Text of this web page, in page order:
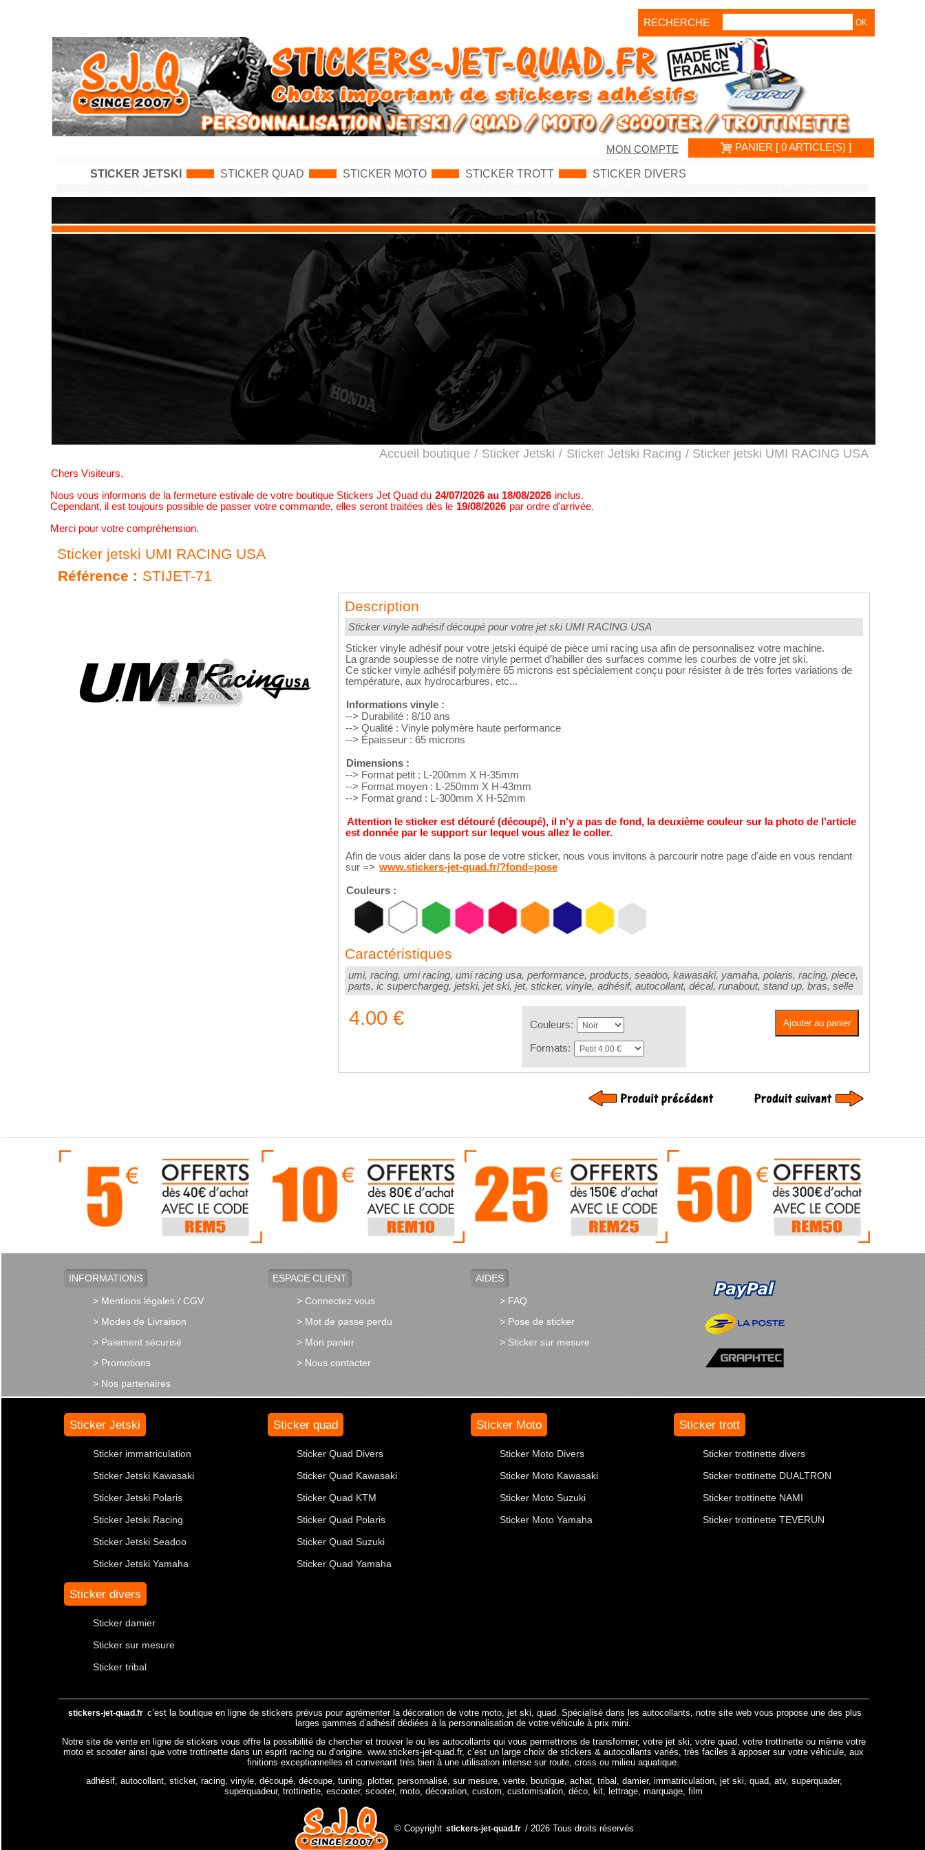
RECHERCHE
PANIER [ 0 ARTICLE(S) ]
MON COMPTE
STICKER JETSKI STICKER QUAD STICKER MOTO STICKER TROTT STICKER DIVERS
Accueil boutique / Sticker Jetski / Sticker Jetski Racing / Sticker jetski UMI RACING USA
Chers Visiteurs,
Nous vous informons de la fermeture estivale de votre boutique Stickers Jet Quad du 24/07/2026 au 18/08/2026 inclus.
Cependant, il est toujours possible de passer votre commande, elles seront traitées dès le 19/08/2026 par ordre d'arrivée.
Merci pour votre compréhension.
Sticker jetski UMI RACING USA
Référence : STIJET-71
Description
Sticker vinyle adhésif découpé pour votre jet ski UMI RACING USA
Sticker vinyle adhésif pour votre jetski équipé de pièce umi racing usa afin de personnalisez votre machine.
La grande souplesse de notre vinyle permet d’habiller des surfaces comme les courbes de votre jet ski.
Ce sticker vinyle adhésif polymère 65 microns est spécialement conçu pour résister à de très fortes variations de
température, aux hydrocarbures, etc...
Informations vinyle :
--> Durabilité : 8/10 ans
--> Qualité : Vinyle polymère haute performance
--> Épaisseur : 65 microns
Dimensions :
--> Format petit : L-200mm X H-35mm
--> Format moyen : L-250mm X H-43mm
--> Format grand : L-300mm X H-52mm
Attention le sticker est détouré (découpé), il n'y a pas de fond, la deuxième couleur sur la photo de l’article
est donnée par le support sur lequel vous allez le coller.
Afin de vous aider dans la pose de votre sticker, nous vous invitons à parcourir notre page d'aide en vous rendant
sur => www.stickers-jet-quad.fr/?fond=pose
Couleurs :
Caractéristiques
umi, racing, umi racing, umi racing usa, performance, products, seadoo, kawasaki, yamaha, polaris, racing, piece,
parts, ic superchargeg, jetski, jet ski, jet, sticker, vinyle, adhésif, autocollant, décal, runabout, stand up, bras, selle
4.00 € Couleurs:
Formats:
Ajouter au panier
INFORMATIONS
> Mentions légales / CGV
> Modes de Livraison
> Paiement sécurisé
> Promotions
> Nos partenaires
ESPACE CLIENT
> Connectez vous
> Mot de passe perdu
> Mon panier
> Nous contacter
AIDES
> FAQ
> Pose de sticker
> Sticker sur mesure
Sticker Jetski
Sticker immatriculation
Sticker Jetski Kawasaki
Sticker Jetski Polaris
Sticker Jetski Racing
Sticker Jetski Seadoo
Sticker Jetski Yamaha
Sticker quad
Sticker Quad Divers
Sticker Quad Kawasaki
Sticker Quad KTM
Sticker Quad Polaris
Sticker Quad Suzuki
Sticker Quad Yamaha
Sticker Moto
Sticker Moto Divers
Sticker Moto Kawasaki
Sticker Moto Suzuki
Sticker Moto Yamaha
Sticker trott
Sticker trottinette divers
Sticker trottinette DUALTRON
Sticker trottinette NAMI
Sticker trottinette TEVERUN
Sticker divers
Sticker damier
Sticker sur mesure
Sticker tribal
stickers-jet-quad.fr c’est la boutique en ligne de stickers prévus pour agrémenter la décoration de votre moto, jet ski, quad. Spécialisé dans les autocollants, notre site web vous propose une des plus
larges gammes d’adhésif dédiées à la personnalisation de votre véhicule à prix mini.
Notre site de vente en ligne de stickers vous offre la possibilité de chercher et trouver le ou les autocollants qui vous permettrons de transformer, votre jet ski, votre quad, votre trottinette ou même votre
moto et scooter ainsi que votre trottinette dans un esprit racing ou d’origine. www.stickers-jet-quad.fr, c’est un large choix de stickers & autocollants variés, très faciles à apposer sur votre véhicule, aux
finitions exceptionnelles et convenant très bien à une utilisation intense sur route, cross ou milieu aquatique.
adhésif, autocollant, sticker, racing, vinyle, découpé, découpe, tuning, plotter, personnalisé, sur mesure, vente, boutique, achat, tribal, damier, immatriculation, jet ski, quad, atv, superquader,
superquadeur, trottinette, escooter, scooter, moto, décoration, custom, customisation, déco, kit, lettrage, marquage, film
© Copyright stickers-jet-quad.fr / 2026 Tous droits réservés